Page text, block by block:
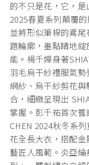
的不只是花，它，是
2025春夏系列顛覆
並將形似筆桿的鳶
題輪廓，墨點睛地
能。楊千嬅身著
羽毛烏干紗禮服氣
網紗、烏干紗剪花
合，細緻呈現出
掌握。彭千祐首次嘗
CHEN 2024秋冬系
花全長大衣，搭配
藝匠人風範。炎亞綸